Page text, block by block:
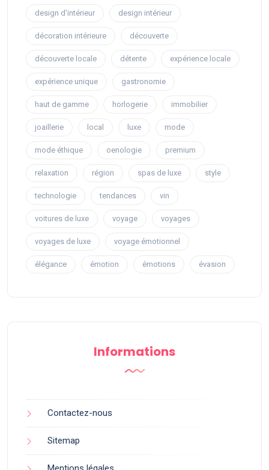
design d'intérieur design intérieur
décoration intérieure découverte
découverte locale détente expérience locale
expérience unique gastronomie
haut de gamme horlogerie immobilier
joaillerie local luxe mode
mode éthique oenologie premium
relaxation région spas de luxe style
technologie tendances vin
voitures de luxe voyage voyages
voyages de luxe voyage émotionnel
élégance émotion émotions évasion
Informations
Contactez-nous
Sitemap